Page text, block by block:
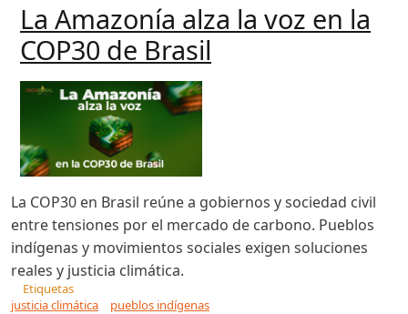
La Amazonía alza la voz en la
COP30 de Brasil
La COP30 en Brasil reúne a gobiernos y sociedad civil
entre tensiones por el mercado de carbono. Pueblos
indígenas y movimientos sociales exigen soluciones
reales y justicia climática.
Etiquetas
justicia climática
pueblos indígenas